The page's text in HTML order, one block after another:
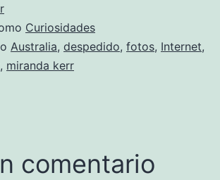
Curiosidades
Australia, despedido, fotos, Internet,
, miranda kerr
comentario